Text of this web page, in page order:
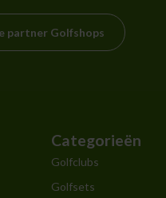
partner Golfshops
Categorieën
Golfclubs
Golfsets